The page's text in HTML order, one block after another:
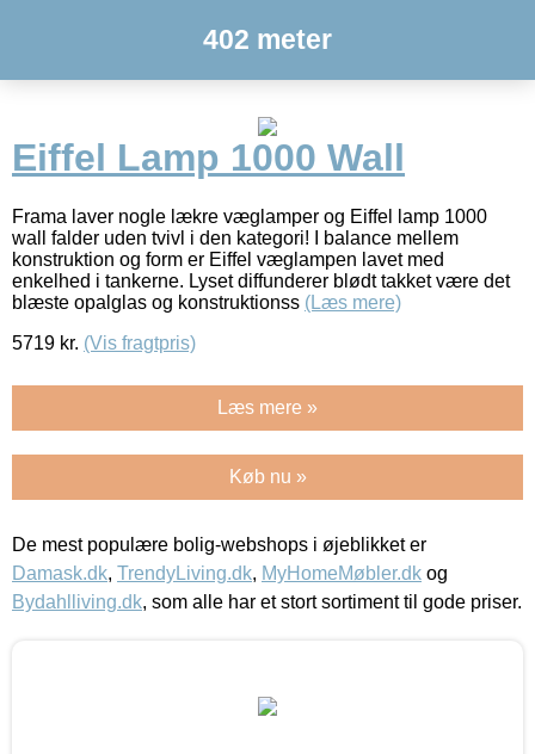
402 meter
Eiffel Lamp 1000 Wall
Frama laver nogle lækre væglamper og Eiffel lamp 1000
wall falder uden tvivl i den kategori! I balance mellem
konstruktion og form er Eiffel væglampen lavet med
enkelhed i tankerne. Lyset diffunderer blødt takket være det
blæste opalglas og konstruktionss (Læs mere)
5719 kr. (Vis fragtpris)
Læs mere »
Køb nu »
De mest populære bolig-webshops i øjeblikket er
Damask.dk, TrendyLiving.dk, MyHomeMøbler.dk og
Bydahlliving.dk, som alle har et stort sortiment til gode priser.